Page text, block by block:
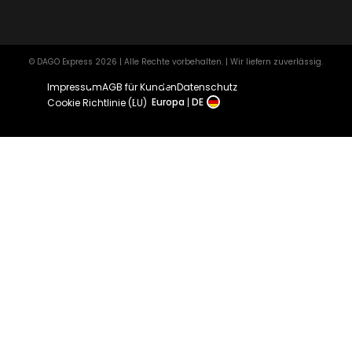
© DAGO Express 2026 | Alle Rechte vorbehalten. | Wir liefern zuverlässig.
ImpressumAGB für KundenDatenschutz
Cookie Richtlinie (EU) Europa DE